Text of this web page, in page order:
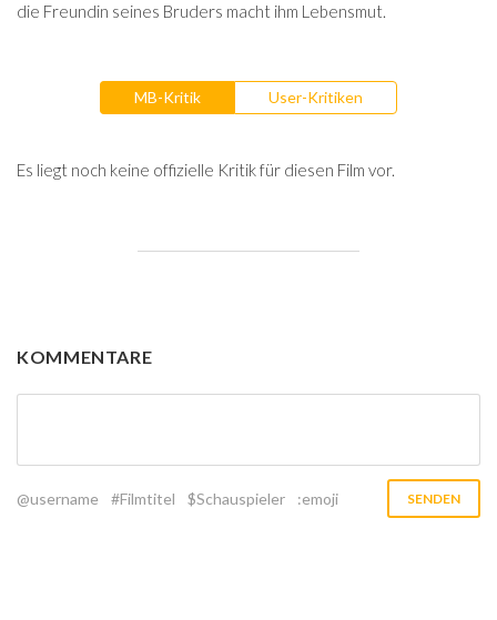
die Freundin seines Bruders macht ihm Lebensmut.
MB-Kritik User-Kritiken
Es liegt noch keine offizielle Kritik für diesen Film vor.
KOMMENTARE
@username #Filmtitel $Schauspieler :emoji